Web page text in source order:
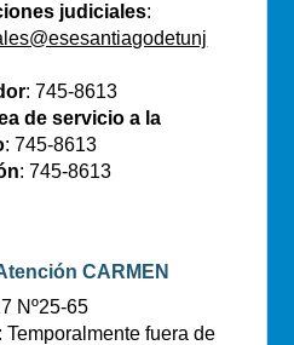
judiciales:
: 745-8613
de servicio a la
: 745-8613
: 745-8613
CARMEN
Nº25-65
fuera de